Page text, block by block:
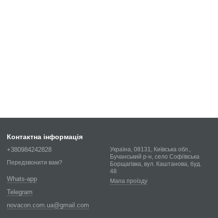
Контактна інформація
+380984242828
Передзвонити вам?
Whats-app
Telegram
novacon.com.ua@gmail.com
Україна, 08131, Київська обл.,
Бучанський р-н, село Софіївська
Борщагівка, вул. Каштанова, буд.
48
Мапа проїзду